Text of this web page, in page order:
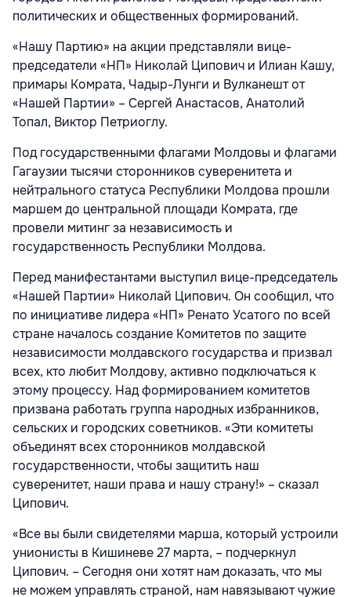
политических и общественных формирований.
«Нашу Партию» на акции представляли вице-
председатели «НП» Николай Ципович и Илиан Кашу,
примары Комрата, Чадыр-Лунги и Вулканешт от
«Нашей Партии» – Сергей Анастасов, Анатолий
Топал, Виктор Петриоглу.
Под государственными флагами Молдовы и флагами
Гагаузии тысячи сторонников суверенитета и
нейтрального статуса Республики Молдова прошли
маршем до центральной площади Комрата, где
провели митинг за независимость и
государственность Республики Молдова.
Перед манифестантами выступил вице-председатель
«Нашей Партии» Николай Ципович. Он сообщил, что
по инициативе лидера «НП» Ренато Усатого по всей
стране началось создание Комитетов по защите
независимости молдавского государства и призвал
всех, кто любит Молдову, активно подключаться к
этому процессу. Над формированием комитетов
призвана работать группа народных избранников,
сельских и городских советников. «Эти комитеты
объединят всех сторонников молдавской
государственности, чтобы защитить наш
суверенитет, наши права и нашу страну!» – сказал
Ципович.
«Все вы были свидетелями марша, который устроили
унионисты в Кишиневе 27 марта, – подчеркнул
Ципович. – Сегодня они хотят нам доказать, что мы
не можем управлять страной, нам навязывают чужие